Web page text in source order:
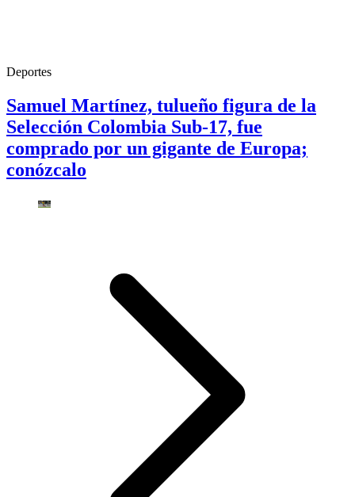
Deportes
Samuel Martínez, tulueño figura de la
Selección Colombia Sub-17, fue
comprado por un gigante de Europa;
conózcalo